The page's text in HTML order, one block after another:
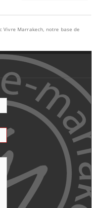
Marrakech, notre base de